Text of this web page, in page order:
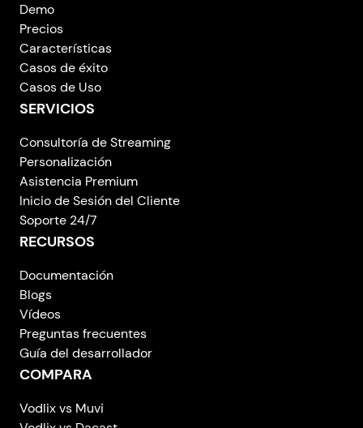
Demo
Precios
Características
Casos de éxito
Casos de Uso
SERVICIOS
Consultoría de Streaming
Personalización
Asistencia Premium
Inicio de Sesión del Cliente
Soporte 24/7
RECURSOS
Documentación
Blogs
Vídeos
Preguntas frecuentes
Guía del desarrollador
COMPARA
Vodlix vs Muvi